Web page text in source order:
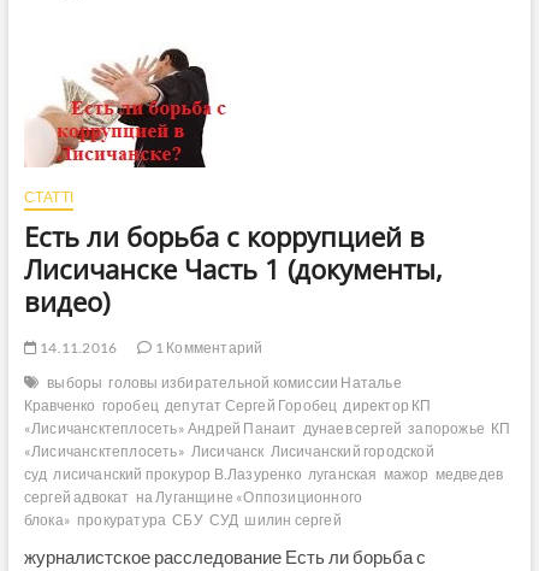
СТАТТІ
Есть ли борьба с коррупцией в
Лисичанске Часть 1 (документы,
видео)
14.11.2016
1 Комментарий
выборы головы избирательной комиссии Наталье
Кравченко горобец депутат Сергей Горобец директор КП
«Лисичансктеплосеть» Андрей Панаит дунаев сергей запорожье КП
«Лисичансктеплосеть» Лисичанск Лисичанский городской
суд лисичанский прокурор В.Лазуренко луганская мажор медведев
сергей адвокат на Луганщине «Оппозиционного
блока» прокуратура СБУ СУД шилин сергей
журналистское расследование Есть ли борьба с